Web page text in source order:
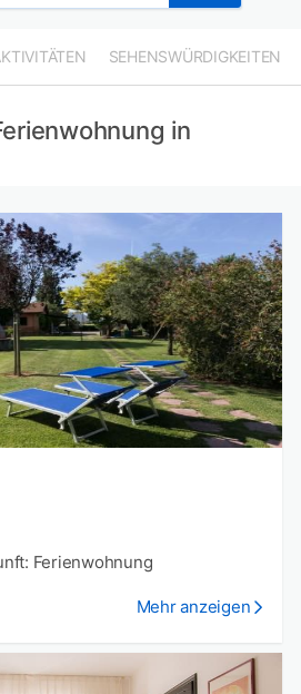
SEHENSWÜRDIGKEITEN
in
Ferienwohnung
Mehr anzeigen